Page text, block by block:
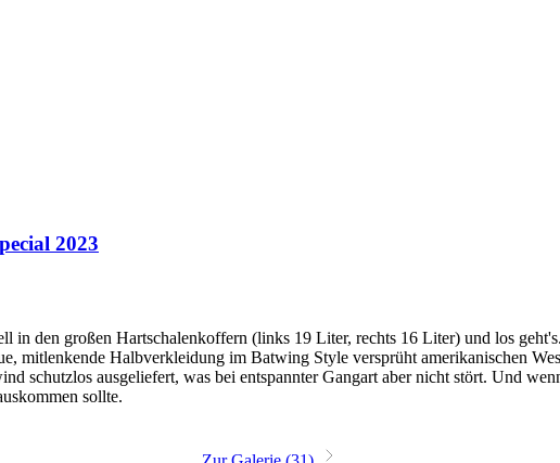
2023
in den großen Hartschalenkoffern (links 19 Liter, rechts 16 Liter) und los
mitlenkende Halbverkleidung im Batwing Style versprüht amerikanischen
schutzlos ausgeliefert, was bei entspannter Gangart aber nicht stört. Und
sollte.